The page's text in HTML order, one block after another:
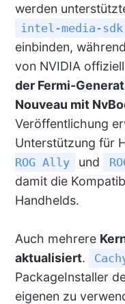
werden
intel-media-sdk
einbinden,
von NVIDIA
der Fermi-
Nouveau mit
Veröffentlichung
Unterstützung für
ROG Ally
und
damit die
Handhelds.
Auch mehrere
aktualisiert.
PackageInstaller
eigenen zu